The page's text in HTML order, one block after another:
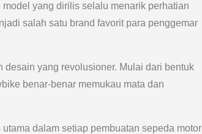
yang dirilis selalu menarik perhatian
salah satu brand favorit para penggemar
yang revolusioner. Mulai dari bentuk
benar-benar memukau mata dan
dalam setiap pembuatan sepeda motor